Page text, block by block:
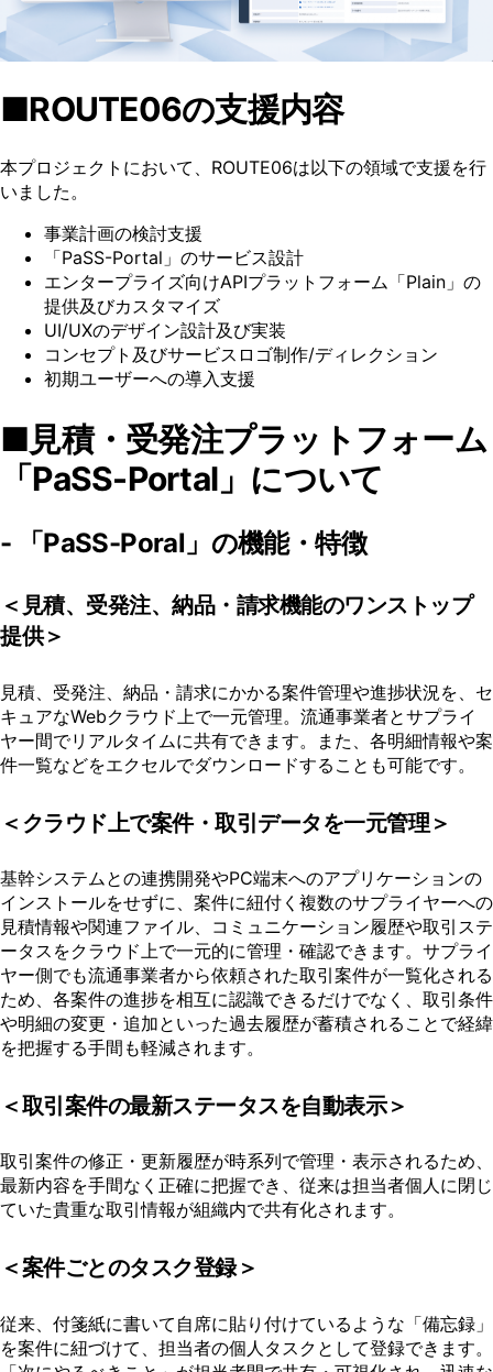
■ROUTE06の支援内容
本プロジェクトにおいて、ROUTE06は以下の領域で支援を行
いました。
事業計画の検討支援
「PaSS-Portal」のサービス設計
エンタープライズ向けAPIプラットフォーム「Plain」の
提供及びカスタマイズ
UI/UXのデザイン設計及び実装
コンセプト及びサービスロゴ制作/ディレクション
初期ユーザーへの導入支援
■見積・受発注プラットフォーム
「PaSS-Portal」について
- 「PaSS-Poral」の機能・特徴
＜見積、受発注、納品・請求機能のワンストップ
提供＞
見積、受発注、納品・請求にかかる案件管理や進捗状況を、セ
キュアなWebクラウド上で一元管理。流通事業者とサプライ
ヤー間でリアルタイムに共有できます。また、各明細情報や案
件一覧などをエクセルでダウンロードすることも可能です。
＜クラウド上で案件・取引データを一元管理＞
基幹システムとの連携開発やPC端末へのアプリケーションの
インストールをせずに、案件に紐付く複数のサプライヤーへの
見積情報や関連ファイル、コミュニケーション履歴や取引ステ
ータスをクラウド上で一元的に管理・確認できます。サプライ
ヤー側でも流通事業者から依頼された取引案件が一覧化される
ため、各案件の進捗を相互に認識できるだけでなく、取引条件
や明細の変更・追加といった過去履歴が蓄積されることで経緯
を把握する手間も軽減されます。
＜取引案件の最新ステータスを自動表示＞
取引案件の修正・更新履歴が時系列で管理・表示されるため、
最新内容を手間なく正確に把握でき、従来は担当者個人に閉じ
ていた貴重な取引情報が組織内で共有化されます。
＜案件ごとのタスク登録＞
従来、付箋紙に書いて自席に貼り付けているような「備忘録」
を案件に紐づけて、担当者の個人タスクとして登録できます。